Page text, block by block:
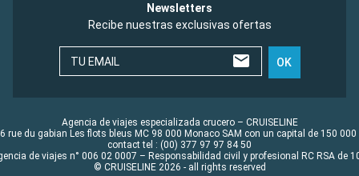
Newsletters
Recibe nuestras exclusivas ofertas
TU EMAIL OK
Agencia de viajes especializada crucero – CRUISELINE
rue du gabian Les flots bleus MC 98 000 Monaco SAM con un capital de 150 000
contact tel : (00) 377 97 97 84 50
de viajes n° 006 02 0007 – Responsabilidad civil y profesional RC RSA de
© CRUISELINE 2026 - all rights reserved